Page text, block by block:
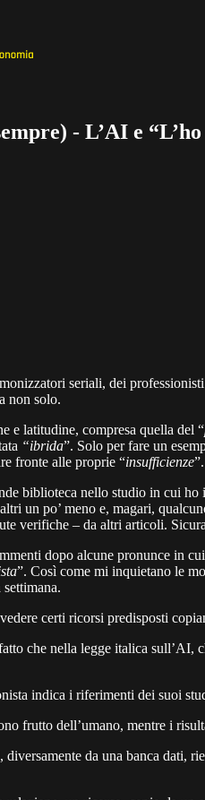
- L’AI e
seriali, dei
non solo.
e latitudine, compresa quella del “
“ibrida”. Solo per fare un
fronte alle proprie “insufficienze”.
biblioteca nello studio in cui
un po’ meno e, magari,
verifiche – da altri articoli.
dopo alcune pronunce in
”. Così come mi inquietano le
certi ricorsi predisposti
che nella legge italica
indica i riferimenti dei suoi
frutto dell’umano, mentre i
da una banca dati,